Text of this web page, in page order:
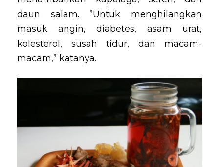
daun salam. ”Untuk menghilangkan
masuk angin, diabetes, asam urat,
kolesterol, susah tidur, dan macam-
macam,” katanya.